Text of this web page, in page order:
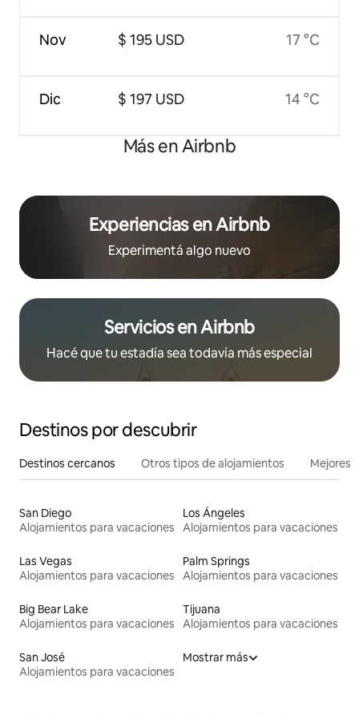
Nov
Dic
$ 195 USD
$ 197 USD
17 °C
14 °C
Más en Airbnb
Experiencias en Airbnb
Experimentá algo nuevo
Servicios en Airbnb
Hacé que tu estadía sea todavía más especial
Destinos por descubrir
Destinos cercanos Otros tipos de alojamientos Mejores
San Diego
Alojamientos para vacaciones
Los Ángeles
Alojamientos para vacaciones
Las Vegas
Alojamientos para vacaciones
Palm Springs
Alojamientos para vacaciones
Big Bear Lake
Alojamientos para vacaciones
Tijuana
Alojamientos para vacaciones
San José
Alojamientos para vacaciones
Mostrar más